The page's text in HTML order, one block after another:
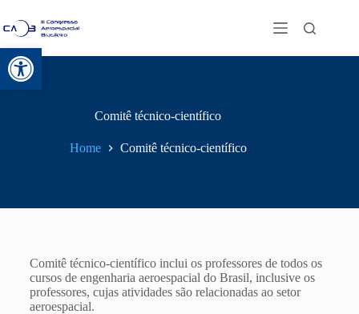
Abrir a barra de ferramentas
Comitê técnico-científico
Home Comitê técnico-científico
Comitê técnico-científico inclui os professores de todos os
cursos de engenharia aeroespacial do Brasil, inclusive os
professores, cujas atividades são relacionadas ao setor
aeroespacial.